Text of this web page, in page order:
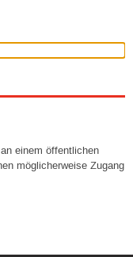
einem öffentlichen
möglicherweise Zugang